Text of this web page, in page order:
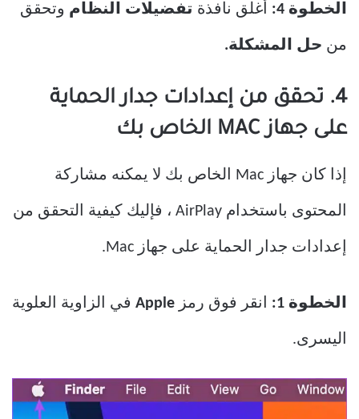
الخطوة 4: أغلق نافذة تفضيلات النظام وتحقق
من حل المشكلة.
4. تحقق من إعدادات جدار الحماية
على جهاز MAC الخاص بك
إذا كان جهاز Mac الخاص بك لا يمكنه مشاركة
المحتوى باستخدام AirPlay ، فإليك كيفية التحقق من
إعدادات جدار الحماية على جهاز Mac.
الخطوة 1: انقر فوق رمز Apple في الزاوية العلوية
اليسرى.